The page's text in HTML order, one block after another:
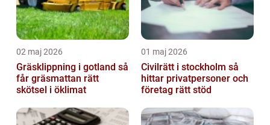
02 maj 2026
Gräsklippning i gotland så
får gräsmattan rätt
skötsel i öklimat
01 maj 2026
Civilrätt i stockholm så
hittar privatpersoner och
företag rätt stöd